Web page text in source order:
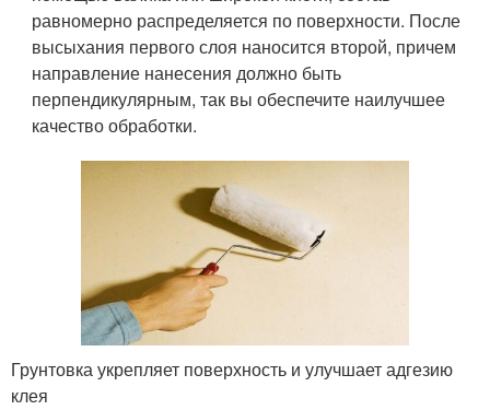
равномерно распределяется по поверхности. После
высыхания первого слоя наносится второй, причем
направление нанесения должно быть
перпендикулярным, так вы обеспечите наилучшее
качество обработки.
Грунтовка укрепляет поверхность и улучшает адгезию
клея